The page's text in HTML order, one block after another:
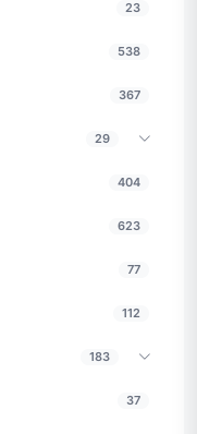
23
538
367
29
404
623
77
112
183
37